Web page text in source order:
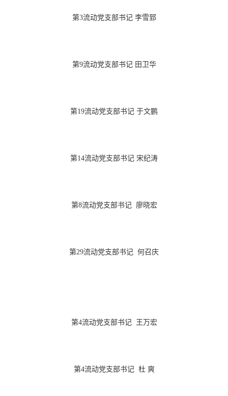
第3流动党支部书记 李雪郅
第9流动党支部书记 田卫华
第19流动党支部书记 于文鹏
第14流动党支部书记 宋纪涛
第8流动党支部书记 廖晓宏
第29流动党支部书记 何召庆
第4流动党支部书记 王万宏
第4流动党支部书记 杜 爽